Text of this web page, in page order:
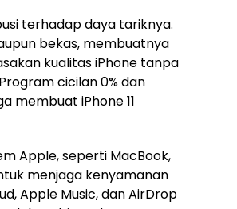
terhadap daya tariknya.
bekas, membuatnya
kualitas iPhone tanpa
cicilan 0% dan
membuat iPhone 11
Apple, seperti MacBook,
menjaga kenyamanan
Apple Music, dan AirDrop